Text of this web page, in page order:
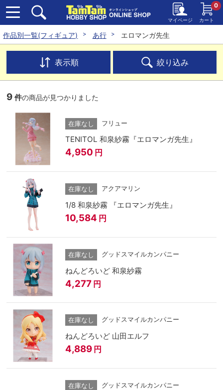
マイページ カート
0
作品別一覧(フィギュア) あ行 エロマンガ先生
表示順 絞り込み
9 件の商品が見つかりました
在庫なし フリュー
TENITOL 和泉紗霧『エロマンガ先生』
4,950 円
在庫なし アクアマリン
1/8 和泉紗霧 『エロマンガ先生』
10,584 円
在庫なし グッドスマイルカンパニー
ねんどろいど 和泉紗霧
4,277 円
在庫なし グッドスマイルカンパニー
ねんどろいど 山田エルフ
4,889 円
在庫なし グッドスマイルカンパニー